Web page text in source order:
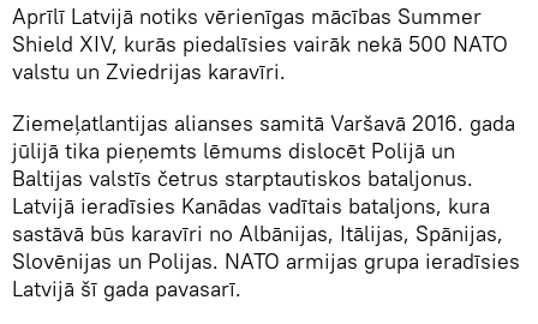
Aprīlī Latvijā notiks vērienīgas mācības Summer
Shield XIV, kurās piedalīsies vairāk nekā 500 NATO
valstu un Zviedrijas karavīri.
Ziemeļatlantijas alianses samitā Varšavā 2016. gada
jūlijā tika pieņemts lēmums dislocēt Polijā un
Baltijas valstīs četrus starptautiskos bataljonus.
Latvijā ieradīsies Kanādas vadītais bataljons, kura
sastāvā būs karavīri no Albānijas, Itālijas, Spānijas,
Slovēnijas un Polijas. NATO armijas grupa ieradīsies
Latvijā šī gada pavasarī.